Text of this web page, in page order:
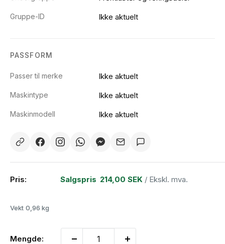
Gruppe-ID Ikke aktuelt
PASSFORM
Passer til merke Ikke aktuelt
Maskintype Ikke aktuelt
Maskinmodell Ikke aktuelt
Pris: Salgspris 214,00 SEK / Ekskl. mva.
Vekt 0,96 kg
Mengde: